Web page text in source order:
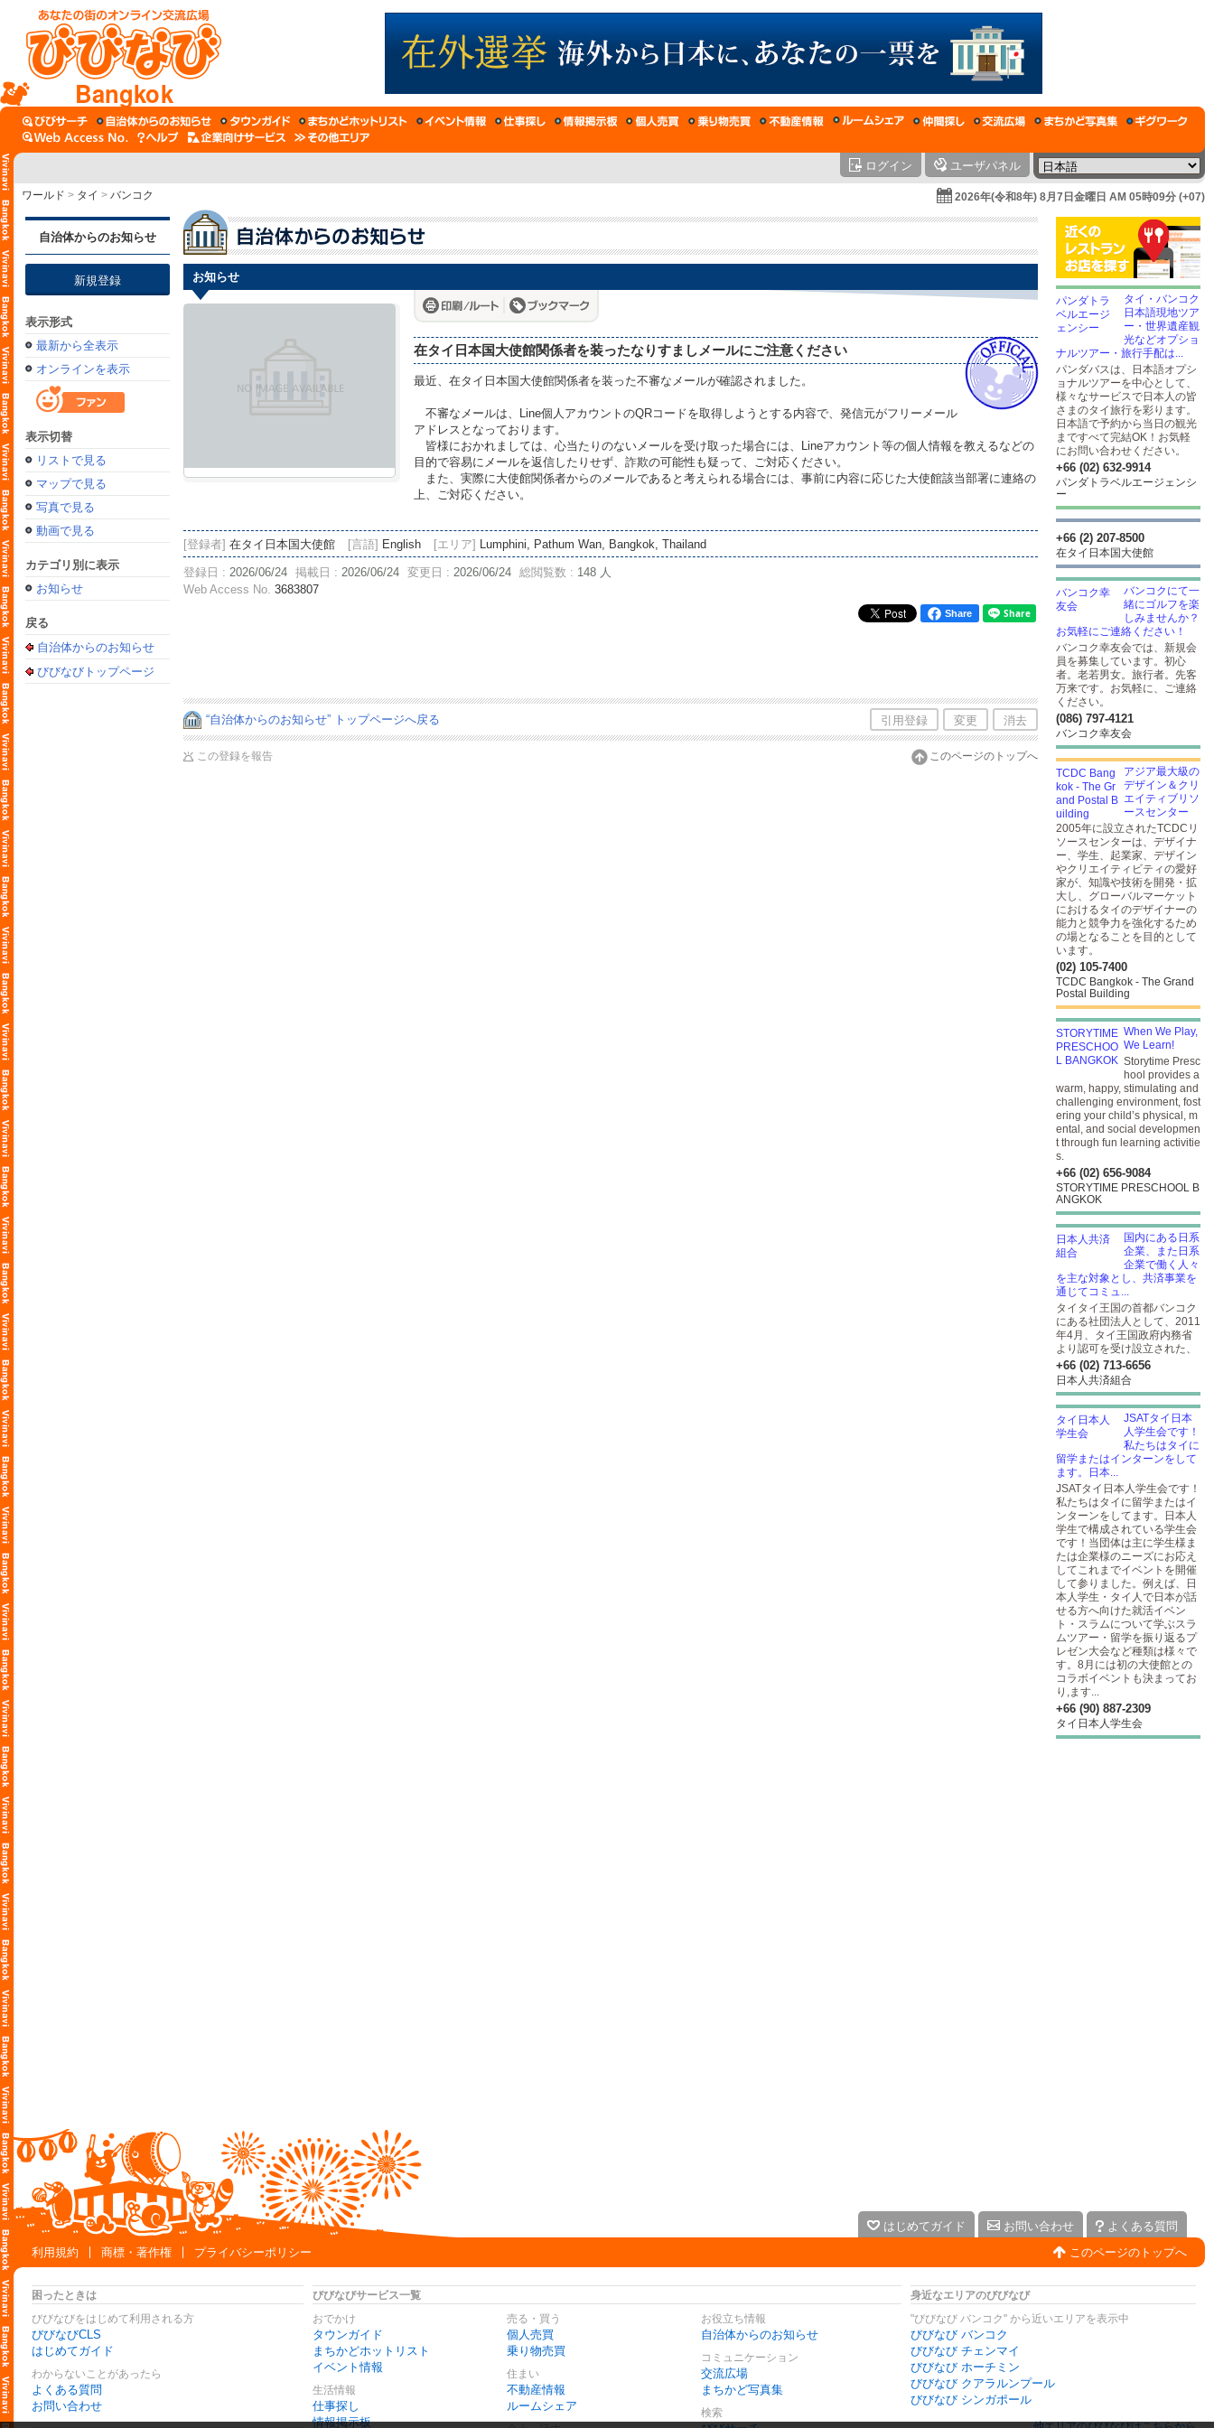
Bangkok
ログイン ユーザパネル
ワールド > タイ > バンコク 2026年(令和8年) 8月7日金曜日 AM 05時09分 (+07)
自治体からのお知らせ
新規登録
表示形式
最新から全表示
オンラインを表示
表示切替
リストで見る
マップで見る
写真で見る
動画で見る
カテゴリ別に表示
お知らせ
戻る
自治体からのお知らせ
びびなびトップページ
お知らせ
在タイ日本国大使館関係者を装ったなりすましメールにご注意ください
最近、在タイ日本国大使館関係者を装った不審なメールが確認されました。
不審なメールは、Line個人アカウントのQRコードを取得しようとする内容で、発信元がフリーメール
アドレスとなっております。
皆様におかれましては、心当たりのないメールを受け取った場合には、Lineアカウント等の個人情報を教えるなどの
目的で容易にメールを返信したりせず、詐欺の可能性も疑って、ご対応ください。
また、実際に大使館関係者からのメールであると考えられる場合には、事前に内容に応じた大使館該当部署に連絡の
上、ご対応ください。
[登録者] 在タイ日本国大使館 [言語] English [エリア] Lumphini, Pathum Wan, Bangkok, Thailand
登録日 : 2026/06/24 掲載日 : 2026/06/24 変更日 : 2026/06/24 総閲覧数 : 148 人
Web Access No. 3683807
Share
“自治体からのお知らせ” トップページへ戻る 引用登録 変更 消去
この登録を報告 このページのトップへ
タイ・バンコク
日本語現地ツア
ー・世界遺産観
光などオプショ
ナルツアー・旅行手配は...
パンダバスは、日本語オプシ
ョナルツアーを中心として、
様々なサービスで日本人の皆
さまのタイ旅行を彩ります。
日本語で予約から当日の観光
まですべて完結OK！お気軽
にお問い合わせください。
+66 (02) 632-9914
パンダトラベルエージェンシ
ー
+66 (2) 207-8500
在タイ日本国大使館
バンコクにて一
緒にゴルフを楽
しみませんか？
お気軽にご連絡ください！
バンコク幸友会では、新規会
員を募集しています。初心
者。老若男女。旅行者。先客
万来です。お気軽に、ご連絡
ください。
(086) 797-4121
バンコク幸友会
アジア最大級の
デザイン＆クリ
エイティブリソ
ースセンター
2005年に設立されたTCDCリ
ソースセンターは、デザイナ
ー、学生、起業家、デザイン
やクリエイティビティの愛好
家が、知識や技術を開発・拡
大し、グローバルマーケット
におけるタイのデザイナーの
能力と競争力を強化するため
の場となることを目的として
います。
(02) 105-7400
TCDC Bangkok - The Grand
Postal Building
When We Play,
We Learn!
Storytime Presc
hool provides a
warm, happy, stimulating and
challenging environment, fost
ering your child’s physical, m
ental, and social developmen
t through fun learning activitie
s.
+66 (02) 656-9084
STORYTIME PRESCHOOL B
ANGKOK
国内にある日系
企業、また日系
企業で働く人々
を主な対象とし、共済事業を
通じてコミュ...
タイタイ王国の首都バンコク
にある社団法人として、2011
年4月、タイ王国政府内務省
より認可を受け設立された、
+66 (02) 713-6656
日本人共済組合
JSATタイ日本
人学生会です！
私たちはタイに
留学またはインターンをして
ます。日本...
JSATタイ日本人学生会です！
私たちはタイに留学またはイ
ンターンをしてます。日本人
学生で構成されている学生会
です！当団体は主に学生様ま
たは企業様のニーズにお応え
してこれまでイベントを開催
して参りました。例えば、日
本人学生・タイ人で日本が話
せる方へ向けた就活イベン
ト・スラムについて学ぶスラ
ムツアー・留学を振り返るプ
レゼン大会など種類は様々で
す。8月には初の大使館との
コラボイベントも決まってお
り,ます...
+66 (90) 887-2309
タイ日本人学生会
はじめてガイド お問い合わせ
よくある質問
利用規約
商標・著作権 プライバシーポリシー このページのトップへ
困ったときは
びびなびをはじめて利用される方
びびなびCLS
はじめてガイド
わからないことがあったら
よくある質問
お問い合わせ
びびなびサービス一覧
おでかけ
タウンガイド
まちかどホットリスト
イベント情報
生活情報
仕事探し
情報掲示板
売る・買う
個人売買
乗り物売買
住まい
不動産情報
ルームシェア
お役立ち情報
自治体からのお知らせ
コミュニケーション
交流広場
まちかど写真集
検索
身近なエリアのびびなび
"びびなび バンコク" から近いエリアを表示中
びびなび バンコク
びびなび チェンマイ
びびなび ホーチミン
びびなび クアラルンプール
びびなび シンガポール